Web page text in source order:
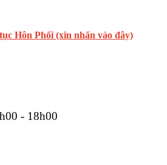
Hôn Phối (xin nhấn vào đây)
- 18h00